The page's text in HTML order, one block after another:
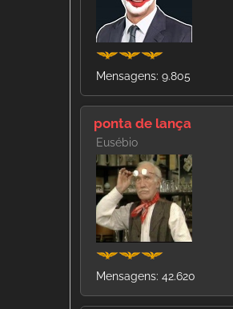
Mensagens: 9.805
ponta de lança
Eusébio
Mensagens: 42.620